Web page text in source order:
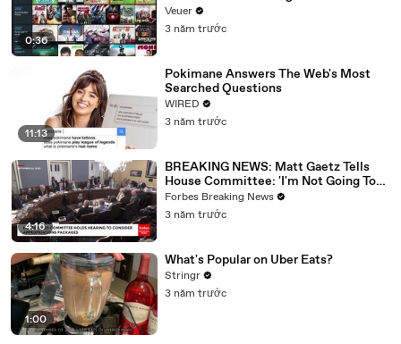
0:36
Veuer
3 năm trước
11:13
Pokimane Answers The Web's Most
Searched Questions
WIRED
3 năm trước
4:16
BREAKING NEWS: Matt Gaetz Tells
House Committee: 'I'm Not Going To
Vote For A Continuing Resolution'
Forbes Breaking News
3 năm trước
1:00
What's Popular on Uber Eats?
Stringr
3 năm trước